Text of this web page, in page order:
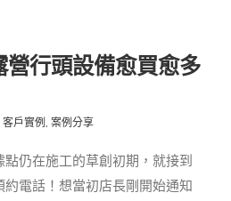
推薦】露營行
放嗎
營行頭設備愈買愈多
客戶實例 案例分享
仍在施工的草創初期，就接到
電話！想當初店長剛開始通知